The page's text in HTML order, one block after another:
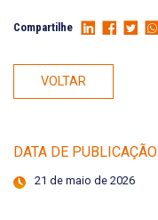
Compartilhe
VOLTAR
DATA DE PUBLICAÇÃO
21 de maio de 2026